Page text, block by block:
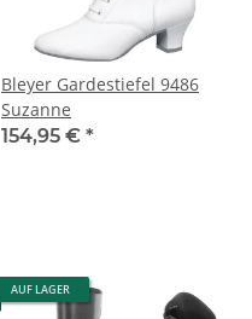
Bleyer Gardestiefel 9486
Suzanne
154,95 € *
AUF LAGER